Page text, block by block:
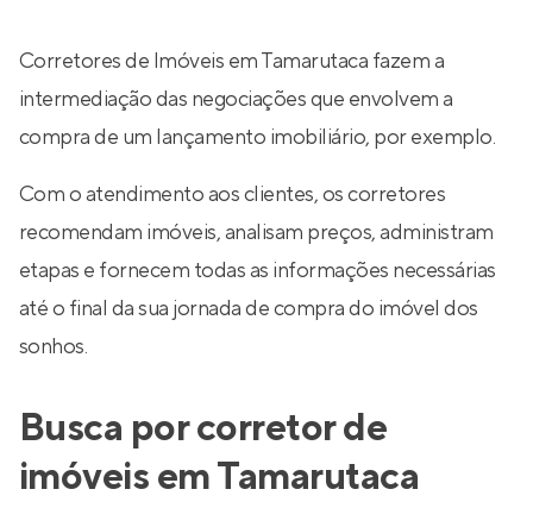
Corretores de Imóveis em Tamarutaca fazem a
intermediação das negociações que envolvem a
compra de um lançamento imobiliário, por exemplo.
Com o atendimento aos clientes, os corretores
recomendam imóveis, analisam preços, administram
etapas e fornecem todas as informações necessárias
até o final da sua jornada de compra do imóvel dos
sonhos.
Busca por corretor de
imóveis em Tamarutaca